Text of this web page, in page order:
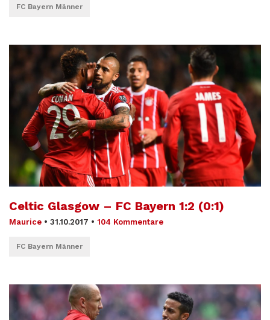
FC Bayern Männer
Celtic Glasgow – FC Bayern 1:2 (0:1)
Maurice • 31.10.2017 • 104 Kommentare
FC Bayern Männer